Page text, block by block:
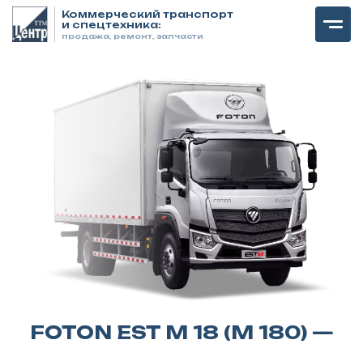
Коммерческий транспорт
и спецтехника:
продажа, ремонт, запчасти
FOTON EST M 18 (M 180) —